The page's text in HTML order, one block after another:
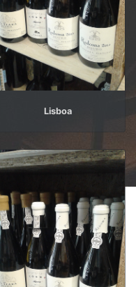
Lisboa